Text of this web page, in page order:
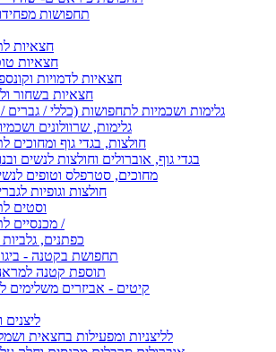
תחפושות
חצאיות
חצאיות
חצאיות לדמויות
חצאיות בשחור
גלימות ושכמיות לתחפושות (כללי / גברים /
גלימות, שרוולונים
חולצות, בגדי גוף ומחוכים
בגדי גוף, אוברולים וחולצות לנשים
מחוכים, סטרפלס וטופים
חולצות וגופיות
וסטים
מכנסיים לתחפושות /
כפתנים, גלביות
תחפושת בקטנה -
תוספת קטנה
קיטים - אביזרים משלימים
ליצנים
לליצניות ומפעילות בחצאית